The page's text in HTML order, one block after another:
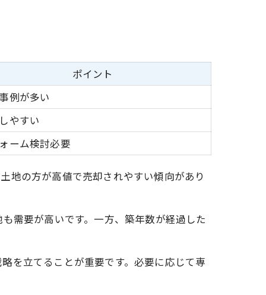
ポイント
例が多い
やすい
ーム検討必要
地の方が高値で売却されやすい傾向があり
需要が高いです。一方、築年数が経過した
を立てることが重要です。必要に応じて専